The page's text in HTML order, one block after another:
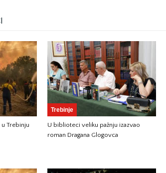
Trebinju
Trebinje
U biblioteci veliku pažnju izazvao
roman Dragana Glogovca